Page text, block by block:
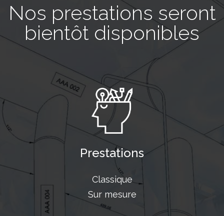
Nos prestations seront
bientôt disponibles
Prestations
Classique
Sur mesure